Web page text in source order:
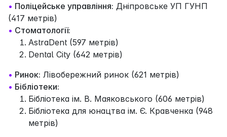
• Поліцейське управління: Дніпровське УП ГУНП
(417 метрів)
• Стоматології:
AstraDent (597 метрів)
Dental City (642 метрів)
• Ринок: Лівобережний ринок (621 метрів)
• Бібліотеки:
Бібліотека ім. В. Маяковського (606 метрів)
Бібліотека для юнацтва ім. Є. Кравченка (948
метрів)